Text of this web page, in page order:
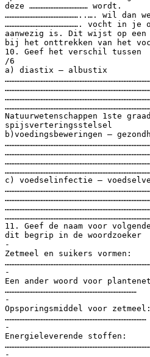
deze ……………………………… wordt.
………………………………………..…. wil dan
………………………………………. vocht in je
aanwezig is. Dit wijst op een
bij het onttrekken van het
10. Geef het verschil tussen
/6
a) diastix – albustix
Natuurwetenschappen 1ste
spijsverteringsstelsel
b)voedingsbeweringen –
c) voedselinfectie –
11. Geef de naam voor
dit begrip in de woordzoeker
-
Zetmeel en suikers vormen:
-
Een ander woord voor
………………………………………………………………………
-
Opsporingsmiddel voor zetmeel:
……………………………………………………………………………
-
Energieleverende stoffen:
-